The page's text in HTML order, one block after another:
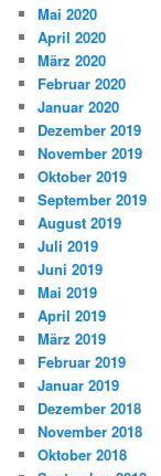
Mai 2020
April 2020
März 2020
Februar 2020
Januar 2020
Dezember 2019
November 2019
Oktober 2019
September 2019
August 2019
Juli 2019
Juni 2019
Mai 2019
April 2019
März 2019
Februar 2019
Januar 2019
Dezember 2018
November 2018
Oktober 2018